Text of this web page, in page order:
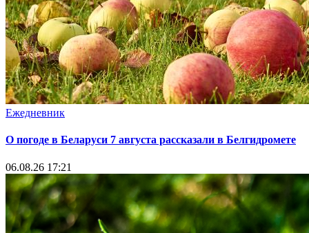
Ежедневник
О погоде в Беларуси 7 августа рассказали в Белгидромете
06.08.26 17:21